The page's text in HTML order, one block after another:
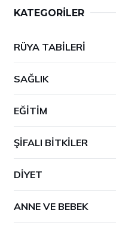
KATEGORILER
RÜYA TABILERI
SAĞLIK
EĞITIM
ŞIFALI BITKILER
DIYET
ANNE VE BEBEK